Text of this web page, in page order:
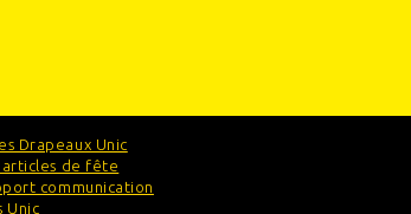
Drapeaux Unic
articles de fête
communication
Unic